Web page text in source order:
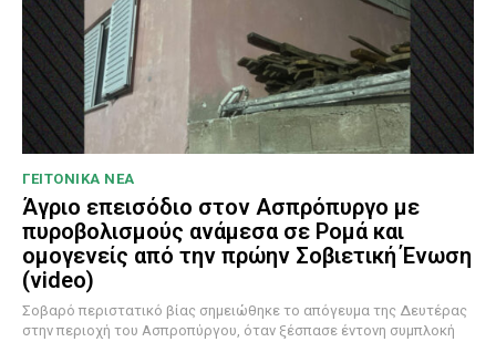
ΓΕΙΤΟΝΙΚΑ ΝΕΑ
Άγριο επεισόδιο στον Ασπρόπυργο με
πυροβολισμούς ανάμεσα σε Ρομά και
ομογενείς από την πρώην Σοβιετική Ένωση
(video)
Σοβαρό περιστατικό βίας σημειώθηκε το απόγευμα της Δευτέρας
στην περιοχή του Ασπροπύργου, όταν ξέσπασε έντονη συμπλοκή